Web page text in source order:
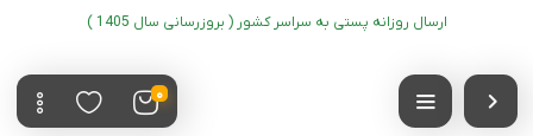
ارسال روزانه پستی به سراسر کشور ( بروزرسانی سال 1405 )
0